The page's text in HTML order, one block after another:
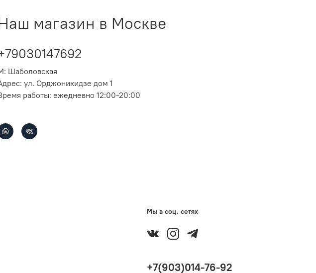
магазин в Москве
Шаболовская
ул. Орджоникидзе дом 1
работы: ежедневно 12:00-20:00
Мы в соц. сетях
+7(903)014-76-92